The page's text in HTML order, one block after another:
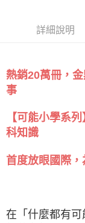
詳細說明
熱銷20萬冊，
事
【可能小學系
科知識
首度放眼國際，
在「什麼都有